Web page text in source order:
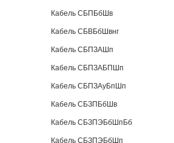
Кабель СБПБбШв
Кабель СБВБбШвнг
Кабель СБПЗАШп
Кабель СБПЗАБПШп
Кабель СБПЗАуБпШп
Кабель СБЗПБбШв
Кабель СБЗПЭБбШпБб
Кабель СБЗПЭБбШп